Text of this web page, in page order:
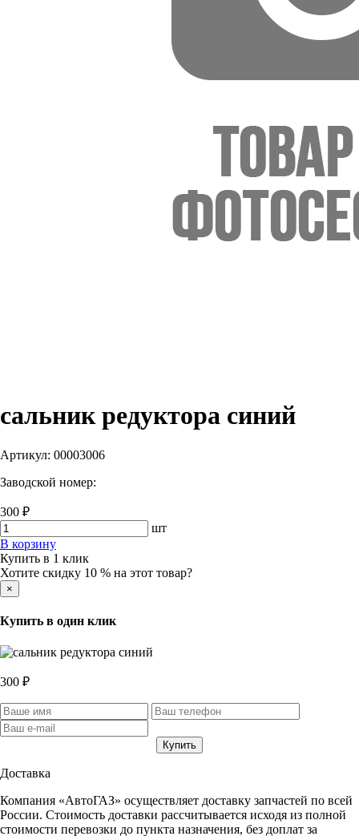
сальник редуктора синий
Артикул: 00003006
Заводской номер:
300 ₽
шт
В корзину
Купить в 1 клик
Хотите скидку 10 % на этот товар?
×
Купить в один клик
300 ₽
Доставка
Компания «АвтоГАЗ» осуществляет доставку запчастей по всей
России. Стоимость доставки рассчитывается исходя из полной
стоимости перевозки до пункта назначения, без доплат за